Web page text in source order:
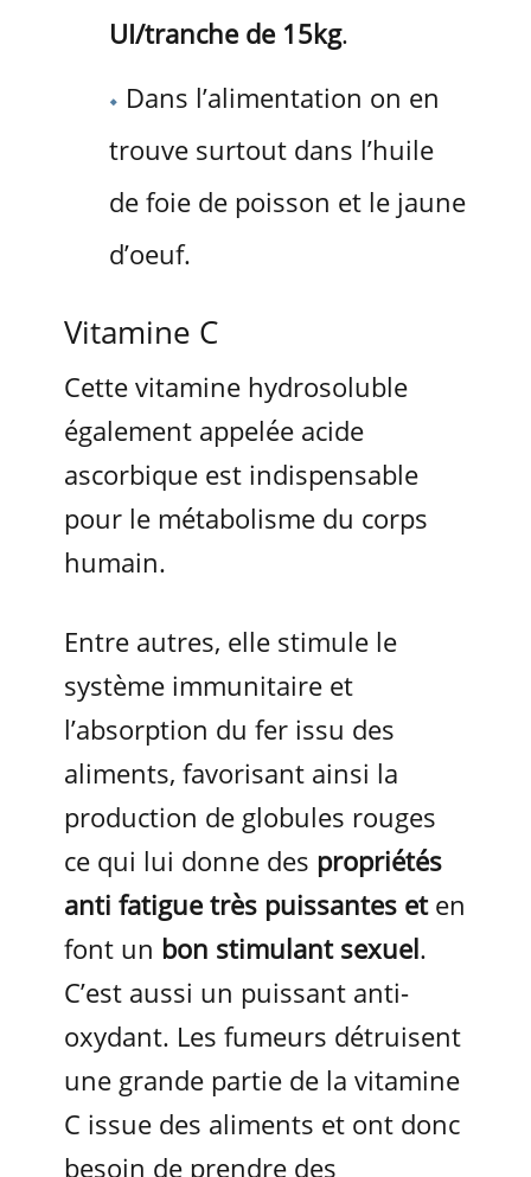
UI/tranche de 15kg.
Dans l’alimentation on en
trouve surtout dans l’huile
de foie de poisson et le jaune
d’oeuf.
Vitamine C
Cette vitamine hydrosoluble
également appelée acide
ascorbique est indispensable
pour le métabolisme du corps
humain.
Entre autres, elle stimule le
système immunitaire et
l’absorption du fer issu des
aliments, favorisant ainsi la
production de globules rouges
ce qui lui donne des propriétés
anti fatigue très puissantes et en
font un bon stimulant sexuel.
C’est aussi un puissant anti-
oxydant. Les fumeurs détruisent
une grande partie de la vitamine
C issue des aliments et ont donc
besoin de prendre des